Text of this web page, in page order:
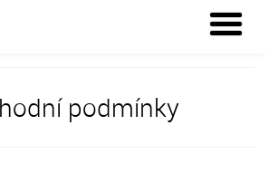
podmínky